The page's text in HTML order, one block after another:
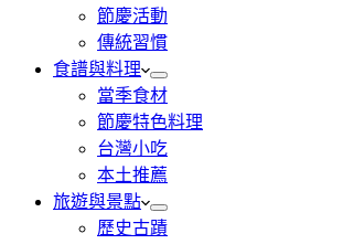
節慶活動
傳統習慣
食譜與料理
當季食材
節慶特色料理
台灣小吃
本土推薦
旅遊與景點
歷史古蹟